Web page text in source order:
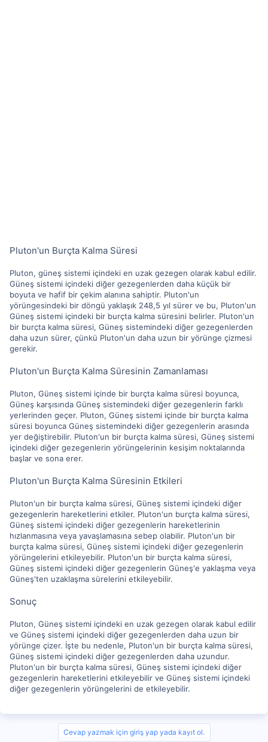
Pluton'un Burçta Kalma Süresi
Pluton, güneş sistemi içindeki en uzak gezegen olarak kabul edilir.
Güneş sistemi içindeki diğer gezegenlerden daha küçük bir
boyuta ve hafif bir çekim alanına sahiptir. Pluton'un
yörüngesindeki bir döngü yaklaşık 248,5 yıl sürer ve bu, Pluton'un
Güneş sistemi içindeki bir burçta kalma süresini belirler. Pluton'un
bir burçta kalma süresi, Güneş sistemindeki diğer gezegenlerden
daha uzun sürer, çünkü Pluton'un daha uzun bir yörünge çizmesi
gerekir.
Pluton'un Burçta Kalma Süresinin Zamanlaması
Pluton, Güneş sistemi içinde bir burçta kalma süresi boyunca,
Güneş karşısında Güneş sistemindeki diğer gezegenlerin farklı
yerlerinden geçer. Pluton, Güneş sistemi içinde bir burçta kalma
süresi boyunca Güneş sistemindeki diğer gezegenlerin arasında
yer değiştirebilir. Pluton'un bir burçta kalma süresi, Güneş sistemi
içindeki diğer gezegenlerin yörüngelerinin kesişim noktalarında
başlar ve sona erer.
Pluton'un Burçta Kalma Süresinin Etkileri
Pluton'un bir burçta kalma süresi, Güneş sistemi içindeki diğer
gezegenlerin hareketlerini etkiler. Pluton'un burçta kalma süresi,
Güneş sistemi içindeki diğer gezegenlerin hareketlerinin
hızlanmasına veya yavaşlamasına sebep olabilir. Pluton'un bir
burçta kalma süresi, Güneş sistemi içindeki diğer gezegenlerin
yörüngelerini etkileyebilir. Pluton'un bir burçta kalma süresi,
Güneş sistemi içindeki diğer gezegenlerin Güneş'e yaklaşma veya
Güneş'ten uzaklaşma sürelerini etkileyebilir.
Sonuç
Pluton, Güneş sistemi içindeki en uzak gezegen olarak kabul edilir
ve Güneş sistemi içindeki diğer gezegenlerden daha uzun bir
yörünge çizer. İşte bu nedenle, Pluton'un bir burçta kalma süresi,
Güneş sistemi içindeki diğer gezegenlerden daha uzundur.
Pluton'un bir burçta kalma süresi, Güneş sistemi içindeki diğer
gezegenlerin hareketlerini etkileyebilir ve Güneş sistemi içindeki
diğer gezegenlerin yörüngelerini de etkileyebilir.
Cevap yazmak için giriş yap yada kayıt ol.